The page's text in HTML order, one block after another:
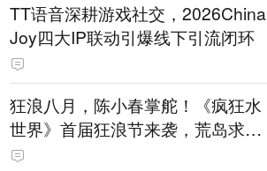
TT语音深耕游戏社交，2026China
Joy四大IP联动引爆线下引流闭环
狂浪八月，陈小春掌舵！《疯狂水
世界》首届狂浪节来袭，荒岛求生
直播即将开启